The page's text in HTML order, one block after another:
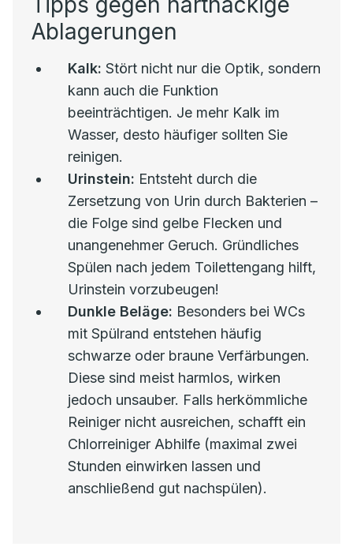
Ablagerungen
Kalk: Stört nicht nur die Optik, sondern
kann auch die Funktion
beeinträchtigen. Je mehr Kalk im
Wasser, desto häufiger sollten Sie
reinigen.
Urinstein: Entsteht durch die
Zersetzung von Urin durch Bakterien –
die Folge sind gelbe Flecken und
unangenehmer Geruch. Gründliches
Spülen nach jedem Toilettengang hilft,
Urinstein vorzubeugen!
Dunkle Beläge: Besonders bei WCs
mit Spülrand entstehen häufig
schwarze oder braune Verfärbungen.
Diese sind meist harmlos, wirken
jedoch unsauber. Falls herkömmliche
Reiniger nicht ausreichen, schafft ein
Chlorreiniger Abhilfe (maximal zwei
Stunden einwirken lassen und
anschließend gut nachspülen).